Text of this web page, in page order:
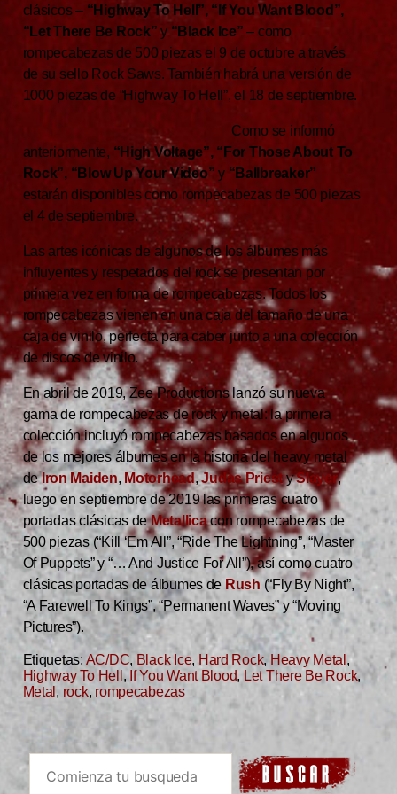
clásicos – “Highway To Hell”, “If You Want Blood”,
“Let There Be Rock”y“Black Ice” – como
rompecabezas de 500 piezas el 9 de octubre a través
de su sello Rock Saws. También habrá una versión de
1000 piezas de “Highway To Hell”, el 18 de septiembre.
Como se informó
anteriormente, “High Voltage”, “For Those About To
Rock”, “Blow Up Your Video”y “Ballbreaker”
estarán disponibles como rompecabezas de 500 piezas
el 4 de septiembre.
Las artes icónicas de algunos de los álbumes más
influyentes y respetados del rock se presentan por
primera vez en forma de rompecabezas. Todos los
rompecabezas vienen en una caja del tamaño de una
caja de vinilo, perfecta para caber junto a una colección
de discos de vinilo.
En abril de 2019, Zee Productions lanzó su nueva
gama de rompecabezas de rock y metal: la primera
colección incluyó rompecabezas basados ​​en algunos
de los mejores álbumes en la historia del heavy metal
deIron Maiden, Motorhead ,Judas PriestySlayer,
luego en septiembre de 2019 las primeras cuatro
portadas clásicas deMetallicacon rompecabezas de
500 piezas (“Kill ‘Em All”, “Ride The Lightning”, “Master
Of Puppets” y “… And Justice For All”), así como cuatro
clásicas portadas de álbumes de Rush (“Fly By Night”,
“A Farewell To Kings”, “Permanent Waves” y “Moving
Pictures”).
Etiquetas: AC/DC, Black Ice, Hard Rock, Heavy Metal ,
Highway To Hell, If You Want Blood, Let There Be Rock,
Metal , rock, rompecabezas